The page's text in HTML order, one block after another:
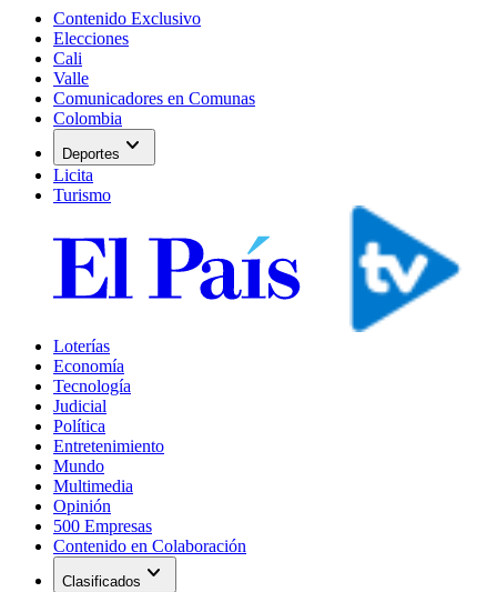
Contenido Exclusivo
Elecciones
Cali
Valle
Comunicadores en Comunas
Colombia
Deportes expand_more
Licita
Turismo
Loterías
Economía
Tecnología
Judicial
Política
Entretenimiento
Mundo
Multimedia
Opinión
500 Empresas
Contenido en Colaboración
Clasificados expand_more